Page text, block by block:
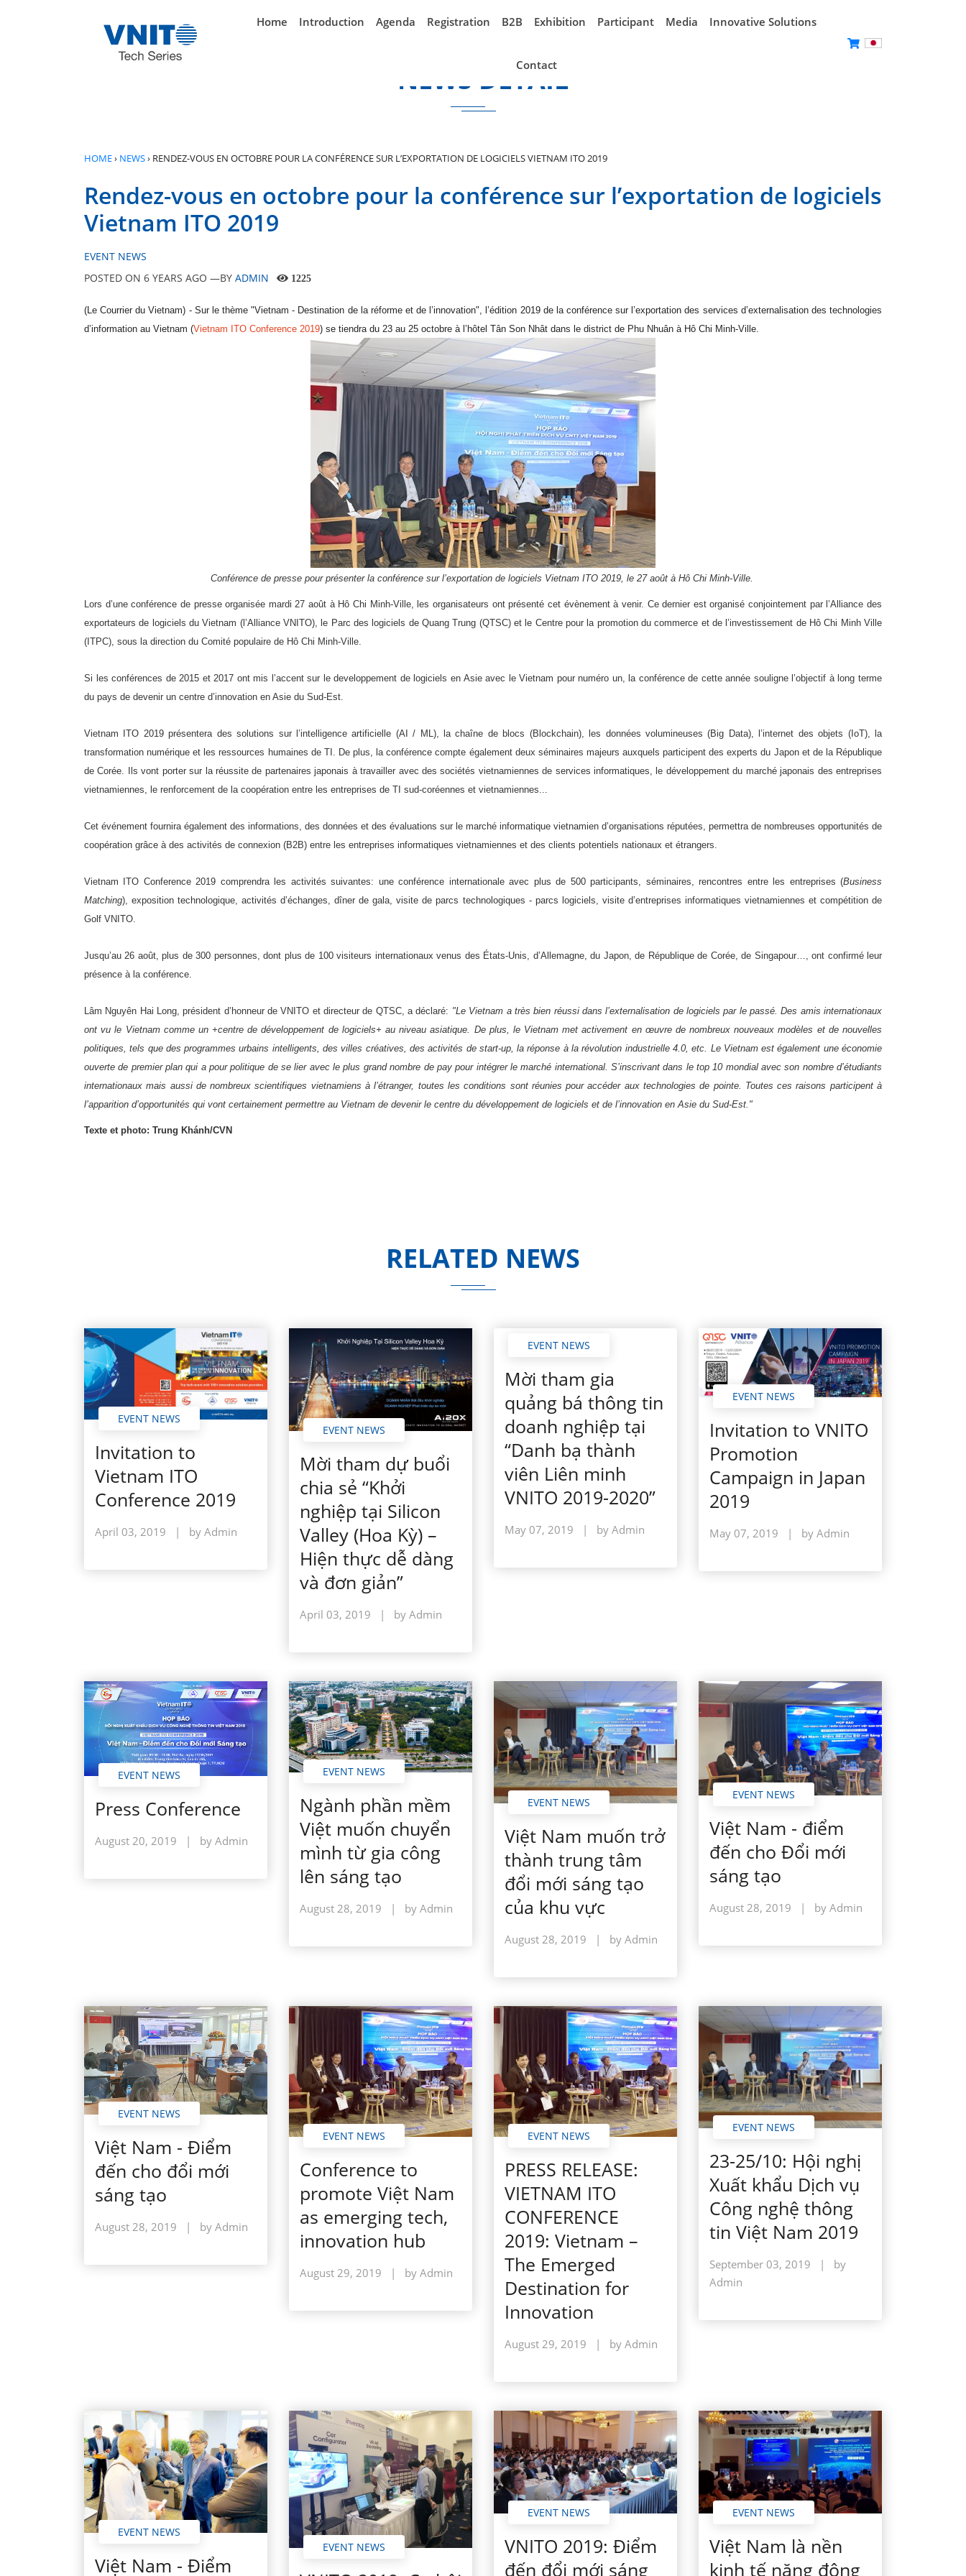
Home Introduction Agenda Registration B2B Exhibition Participant Media Innovative Solutions
Contact
NEWS DETAIL
HOME› NEWS› RENDEZ-VOUS EN OCTOBRE POUR LA CONFÉRENCE SUR L’EXPORTATION DE LOGICIELS VIETNAM ITO 2019
Rendez-vous en octobre pour la conférence sur l’exportation de logiciels
Vietnam ITO 2019
EVENT NEWS
POSTED ON 6 YEARS AGO —BY ADMIN 1225
(Le Courrier du Vietnam) - Sur le thème "Vietnam - Destination de la réforme et de l’innovation", l’édition 2019 de la conférence sur l’exportation des services d’externalisation des technologies
d’information au Vietnam (Vietnam ITO Conference 2019) se tiendra du 23 au 25 octobre à l’hôtel Tân Son Nhât dans le district de Phu Nhuân à Hô Chi Minh-Ville.
Conférence de presse pour présenter la conférence sur l’exportation de logiciels Vietnam ITO 2019, le 27 août à Hô Chi Minh-Ville.
Lors d’une conférence de presse organisée mardi 27 août à Hô Chi Minh-Ville, les organisateurs ont présenté cet évènement à venir. Ce dernier est organisé conjointement par l’Alliance des
exportateurs de logiciels du Vietnam (l’Alliance VNITO), le Parc des logiciels de Quang Trung (QTSC) et le Centre pour la promotion du commerce et de l’investissement de Hô Chi Minh Ville
(ITPC), sous la direction du Comité populaire de Hô Chi Minh-Ville.
Si les conférences de 2015 et 2017 ont mis l’accent sur le developpement de logiciels en Asie avec le Vietnam pour numéro un, la conférence de cette année souligne l’objectif à long terme
du pays de devenir un centre d’innovation en Asie du Sud-Est.
Vietnam ITO 2019 présentera des solutions sur l’intelligence artificielle (AI / ML), la chaîne de blocs (Blockchain), les données volumineuses (Big Data), l’internet des objets (IoT), la
transformation numérique et les ressources humaines de TI. De plus, la conférence compte également deux séminaires majeurs auxquels participent des experts du Japon et de la République
de Corée. Ils vont porter sur la réussite de partenaires japonais à travailler avec des sociétés vietnamiennes de services informatiques, le développement du marché japonais des entreprises
vietnamiennes, le renforcement de la coopération entre les entreprises de TI sud-coréennes et vietnamiennes...
Cet événement fournira également des informations, des données et des évaluations sur le marché informatique vietnamien d’organisations réputées, permettra de nombreuses opportunités de
coopération grâce à des activités de connexion (B2B) entre les entreprises informatiques vietnamiennes et des clients potentiels nationaux et étrangers.
Vietnam ITO Conference 2019 comprendra les activités suivantes: une conférence internationale avec plus de 500 participants, séminaires, rencontres entre les entreprises (Business
Matching), exposition technologique, activités d’échanges, dîner de gala, visite de parcs technologiques - parcs logiciels, visite d’entreprises informatiques vietnamiennes et compétition de
Golf VNITO.
Jusqu’au 26 août, plus de 300 personnes, dont plus de 100 visiteurs internationaux venus des États-Unis, d’Allemagne, du Japon, de République de Corée, de Singapour…, ont confirmé leur
présence à la conférence.
Lâm Nguyên Hai Long, président d’honneur de VNITO et directeur de QTSC, a déclaré: "Le Vietnam a très bien réussi dans l’externalisation de logiciels par le passé. Des amis internationaux
ont vu le Vietnam comme un +centre de développement de logiciels+ au niveau asiatique. De plus, le Vietnam met activement en œuvre de nombreux nouveaux modèles et de nouvelles
politiques, tels que des programmes urbains intelligents, des villes créatives, des activités de start-up, la réponse à la révolution industrielle 4.0, etc. Le Vietnam est également une économie
ouverte de premier plan qui a pour politique de se lier avec le plus grand nombre de pay pour intégrer le marché international. S’inscrivant dans le top 10 mondial avec son nombre d’étudiants
internationaux mais aussi de nombreux scientifiques vietnamiens à l’étranger, toutes les conditions sont réunies pour accéder aux technologies de pointe. Toutes ces raisons participent à
l’apparition d’opportunités qui vont certainement permettre au Vietnam de devenir le centre du développement de logiciels et de l’innovation en Asie du Sud-Est."
Texte et photo: Trung Khánh/CVN
RELATED NEWS
EVENT NEWS
Invitation to
Vietnam ITO
Conference 2019
April 03, 2019 | by Admin
EVENT NEWS
Mời tham dự buổi
chia sẻ “Khởi
nghiệp tại Silicon
Valley (Hoa Kỳ) –
Hiện thực dễ dàng
và đơn giản”
April 03, 2019 | by Admin
EVENT NEWS
Mời tham gia
quảng bá thông tin
doanh nghiệp tại
“Danh bạ thành
viên Liên minh
VNITO 2019-2020”
May 07, 2019 | by Admin
EVENT NEWS
Invitation to VNITO
Promotion
Campaign in Japan
2019
May 07, 2019 | by Admin
EVENT NEWS
Press Conference
August 20, 2019 | by Admin
EVENT NEWS
Ngành phần mềm
Việt muốn chuyển
mình từ gia công
lên sáng tạo
August 28, 2019 | by Admin
EVENT NEWS
Việt Nam muốn trở
thành trung tâm
đổi mới sáng tạo
của khu vực
August 28, 2019 | by Admin
EVENT NEWS
Việt Nam - điểm
đến cho Đổi mới
sáng tạo
August 28, 2019 | by Admin
EVENT NEWS
Việt Nam - Điểm
đến cho đổi mới
sáng tạo
August 28, 2019 | by Admin
EVENT NEWS
Conference to
promote Việt Nam
as emerging tech,
innovation hub
August 29, 2019 | by Admin
EVENT NEWS
PRESS RELEASE:
VIETNAM ITO
CONFERENCE
2019: Vietnam –
The Emerged
Destination for
Innovation
August 29, 2019 | by Admin
EVENT NEWS
23-25/10: Hội nghị
Xuất khẩu Dịch vụ
Công nghệ thông
tin Việt Nam 2019
September 03, 2019 |
by
Admin
EVENT NEWS
Việt Nam - Điểm
EVENT NEWS
EVENT NEWS
VNITO 2019: Điểm
đến đổi mới sáng
EVENT NEWS
Việt Nam là nền
kinh tế năng động